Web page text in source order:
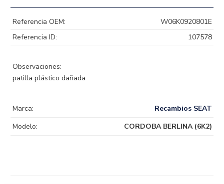
Referencia OEM:
W06K0920801E
Referencia ID:
107578
Observaciones:
patilla plástico dañada
Marca:
Recambios SEAT
Modelo:
CORDOBA BERLINA (6K2)